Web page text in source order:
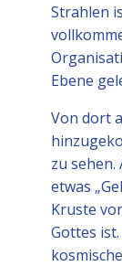
Strahlen
Ebene
Von dort
zu
etwas
Kruste
Gottes